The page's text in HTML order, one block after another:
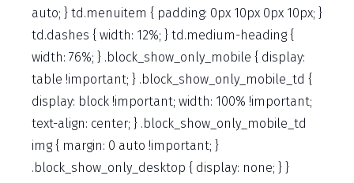
auto; } td.menuitem { padding: 0px 10px 0px 10px; }
td.dashes { width: 12%; } td.medium-heading {
width: 76%; } .block_show_only_mobile { display:
table !important; } .block_show_only_mobile_td {
display: block !important; width: 100% !important;
text-align: center; } .block_show_only_mobile_td
img { margin: 0 auto !important; }
.block_show_only_desktop { display: none; } }